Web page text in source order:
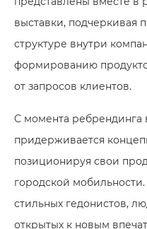
выставки, подчеркивая
структуре внутри
формированию
от запросов клиентов.
С момента ребрендинга
придерживается
позиционируя свои
городской
стильных гедонистов,
открытых к новым